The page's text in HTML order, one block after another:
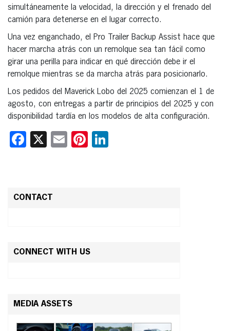
simultáneamente la velocidad, la dirección y el frenado del
camión para detenerse en el lugar correcto.
Una vez enganchado, el Pro Trailer Backup Assist hace que
hacer marcha atrás con un remolque sea tan fácil como
girar una perilla para indicar en qué dirección debe ir el
remolque mientras se da marcha atrás para posicionarlo.
Los pedidos del Maverick Lobo del 2025 comienzan el 1 de
agosto, con entregas a partir de principios del 2025 y con
disponibilidad tardía en los modelos de alta configuración.
Facebook
X EmailPinterest
CONTACT
CONNECT WITH US
MEDIA ASSETS